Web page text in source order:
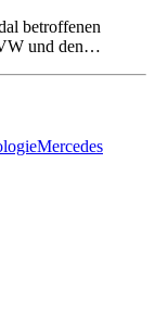
betroffenen
und den…
Mercedes